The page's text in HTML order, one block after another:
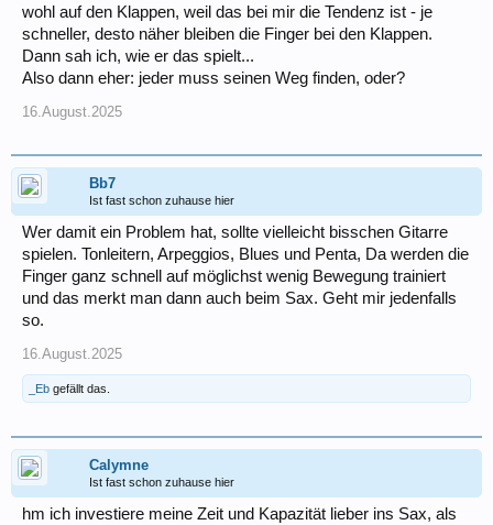
wohl auf den Klappen, weil das bei mir die Tendenz ist - je
schneller, desto näher bleiben die Finger bei den Klappen.
Dann sah ich, wie er das spielt...
Also dann eher: jeder muss seinen Weg finden, oder?
16.August.2025
Bb7
Ist fast schon zuhause hier
Wer damit ein Problem hat, sollte vielleicht bisschen Gitarre
spielen. Tonleitern, Arpeggios, Blues und Penta, Da werden die
Finger ganz schnell auf möglichst wenig Bewegung trainiert
und das merkt man dann auch beim Sax. Geht mir jedenfalls
so.
16.August.2025
_Eb gefällt das.
Calymne
Ist fast schon zuhause hier
hm ich investiere meine Zeit und Kapazität lieber ins Sax, als